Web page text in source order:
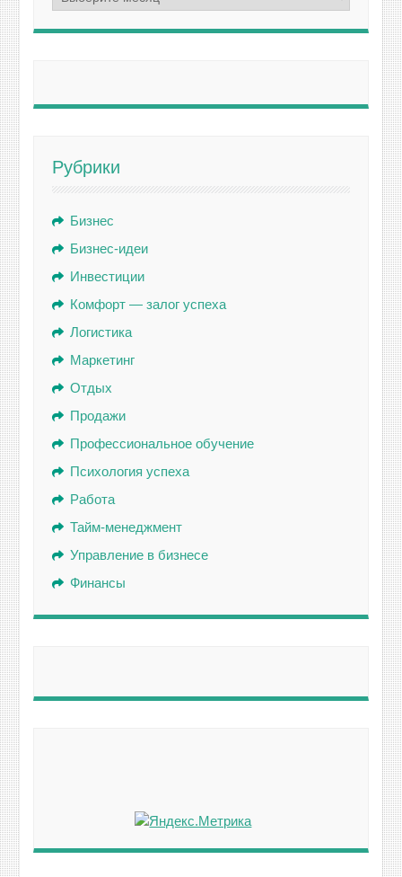
Рубрики
Бизнес
Бизнес-идеи
Инвестиции
Комфорт — залог успеха
Логистика
Маркетинг
Отдых
Продажи
Профессиональное обучение
Психология успеха
Работа
Тайм-менеджмент
Управление в бизнесе
Финансы